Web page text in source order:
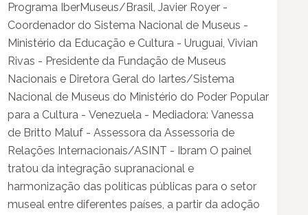
Programa IberMuseus/Brasil, Javier Royer -
Coordenador do Sistema Nacional de Museus -
Ministério da Educação e Cultura - Uruguai, Vivian
Rivas - Presidente da Fundação de Museus
Nacionais e Diretora Geral do Iartes/Sistema
Nacional de Museus do Ministério do Poder Popular
para a Cultura - Venezuela - Mediadora: Vanessa
de Britto Maluf - Assessora da Assessoria de
Relações Internacionais/ASINT - Ibram O painel
tratou da integração supranacional e
harmonização das políticas públicas para o setor
museal entre diferentes países, a partir da adoção